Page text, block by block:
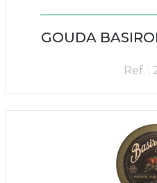
GOUDA
Ref. :